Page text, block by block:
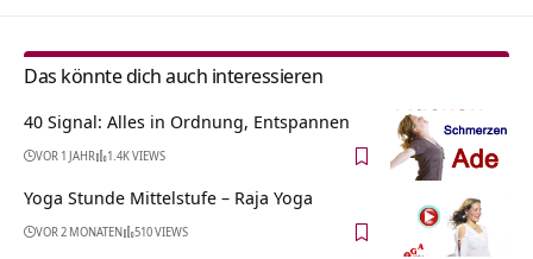
Das könnte dich auch interessieren
40 Signal: Alles in Ordnung, Entspannen
VOR 1 JAHR 1.4K VIEWS
Yoga Stunde Mittelstufe – Raja Yoga
VOR 2 MONATEN 510 VIEWS